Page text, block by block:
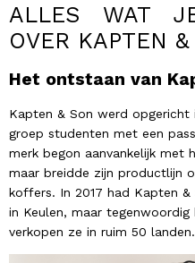
ALLES WAT
OVER KAPTEN
Het ontstaan van
Kapten & Son werd opgericht
groep studenten met een
merk begon aanvankelijk met
maar breidde zijn productlijn
koffers. In 2017 had Kapten
in Keulen, maar tegenwoordig
verkopen ze in ruim 50 landen.